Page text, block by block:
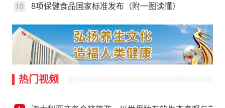
8项保健食品国家标准发布（附一图读懂）
热门视频